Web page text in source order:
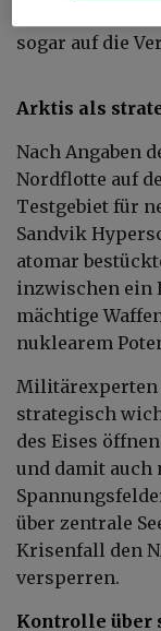
sogar auf die
Arktis als
Nach Angaben
Nordflotte auf
Testgebiet für
Sandvik
atomar
inzwischen ein
mächtige
nuklearem
Militärexperten
strategisch
des Eises
und damit auch
über zentrale
Krisenfall den
versperren.
Kontrolle über